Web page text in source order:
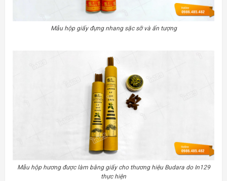
Mẫu hộp giấy đựng nhang sặc sỡ và ấn tượng
Mẫu hộp hương được làm bằng giấy cho thương hiệu Budara do In129
thực hiện